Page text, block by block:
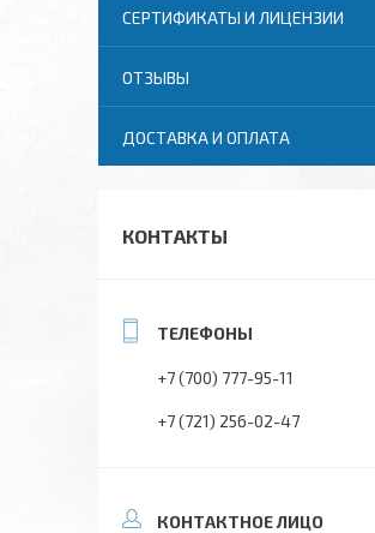
СЕРТИФИКАТЫ И ЛИЦЕНЗИИ
ОТЗЫВЫ
ДОСТАВКА И ОПЛАТА
КОНТАКТЫ
+7 (700) 777-95-11
+7 (721) 256-02-47